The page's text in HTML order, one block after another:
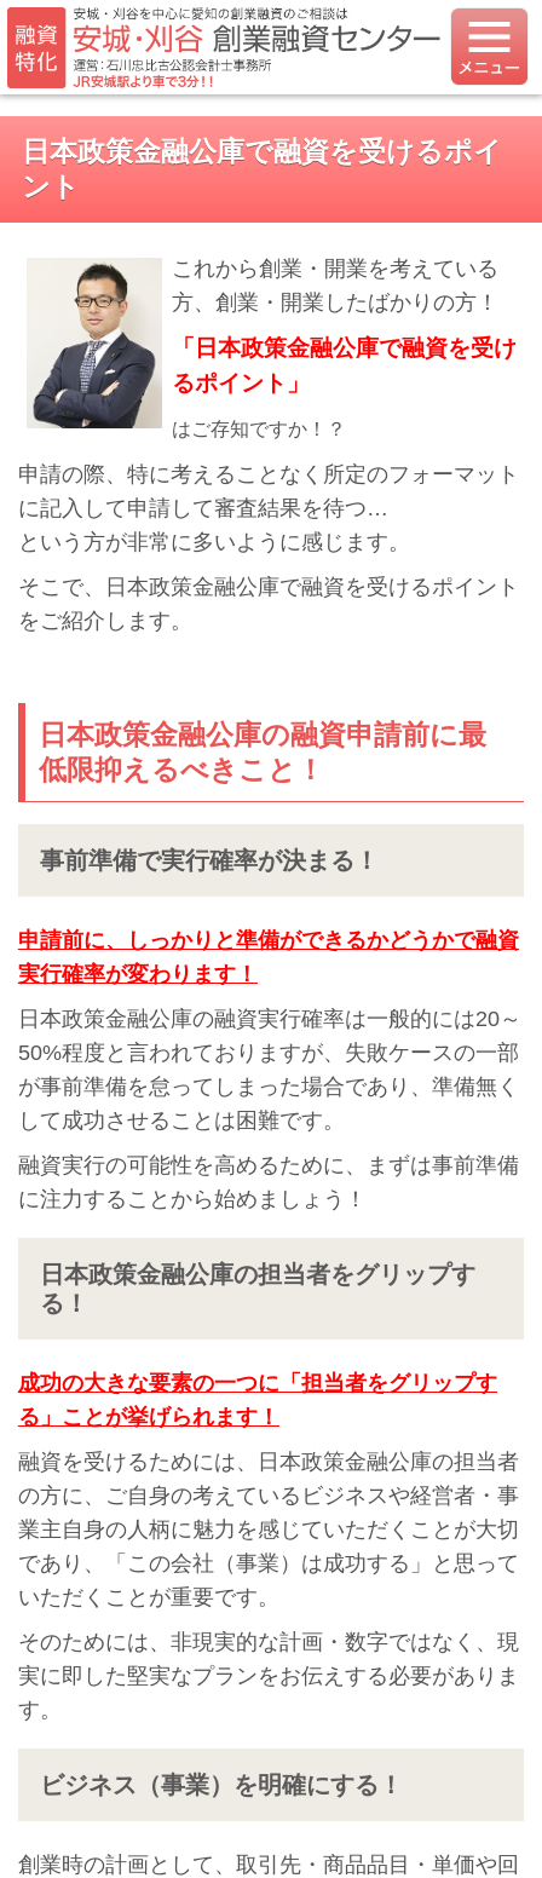
日本政策金融公庫で融資を受けるポイ
ント
これから創業・開業を考えている
方、創業・開業したばかりの方！
「日本政策金融公庫で融資を受け
るポイント」
はご存知ですか！？
申請の際、特に考えることなく所定のフォーマット
に記入して申請して審査結果を待つ…
という方が非常に多いように感じます。
そこで、日本政策金融公庫で融資を受けるポイント
をご紹介します。
日本政策金融公庫の融資申請前に最
低限抑えるべきこと！
事前準備で実行確率が決まる！
申請前に、しっかりと準備ができるかどうかで融資
実行確率が変わります！
日本政策金融公庫の融資実行確率は一般的には20～
50%程度と言われておりますが、失敗ケースの一部
が事前準備を怠ってしまった場合であり、準備無く
して成功させることは困難です。
融資実行の可能性を高めるために、まずは事前準備
に注力することから始めましょう！
日本政策金融公庫の担当者をグリップす
る！
成功の大きな要素の一つに「担当者をグリップす
る」ことが挙げられます！
融資を受けるためには、日本政策金融公庫の担当者
の方に、ご自身の考えているビジネスや経営者・事
業主自身の人柄に魅力を感じていただくことが大切
であり、「この会社（事業）は成功する」と思って
いただくことが重要です。
そのためには、非現実的な計画・数字ではなく、現
実に即した堅実なプランをお伝えする必要がありま
す。
ビジネス（事業）を明確にする！
創業時の計画として、取引先・商品品目・単価や回